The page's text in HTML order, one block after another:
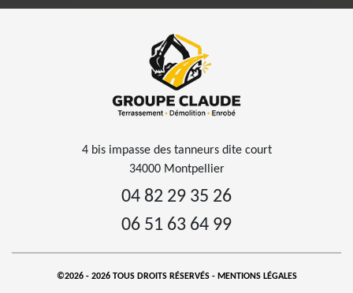
4 bis impasse des tanneurs dite court
34000 Montpellier
04 82 29 35 26
06 51 63 64 99
©2026 - 2026 TOUS DROITS RÉSERVÉS - MENTIONS LÉGALES